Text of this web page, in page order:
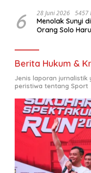
6 28 Juni 2026 5457
Menolak Sunyi
Orang Solo
Berita Hukum &
Jenis laporan jurnalistik
peristiwa tentang Sport